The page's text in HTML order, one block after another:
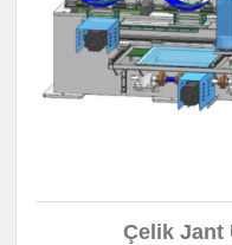
Çelik Jant